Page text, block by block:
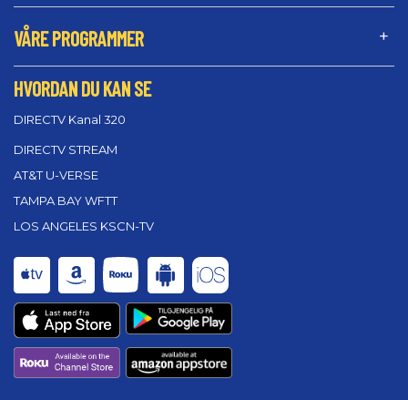
VÅRE PROGRAMMER
HVORDAN DU KAN SE
DIRECTV Kanal 320
DIRECTV STREAM
AT&T U-VERSE
TAMPA BAY WFTT
LOS ANGELES KSCN-TV